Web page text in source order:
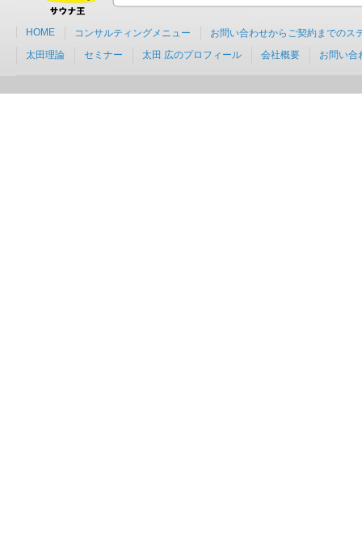
HOME コンサルティングメニュー
お問い合わせからご契約までのス
太田理論
セミナー 太田 広のプロフィール 会社概要 お問い合